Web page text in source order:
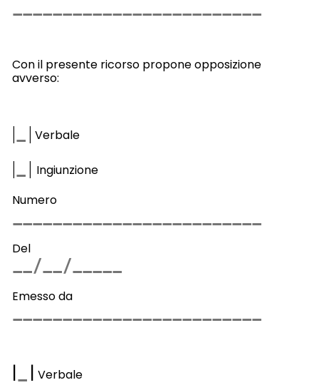
Con il presente ricorso propone opposizione
avverso:
| | Verbale
| | Ingiunzione
Numero
Del
Emesso da
| | Verbale